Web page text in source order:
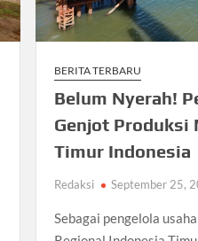
BERITA TERBARU
Belum Nyerah!
Genjot Produksi
Timur Indonesia
Redaksi September 25,
Sebagai pengelola